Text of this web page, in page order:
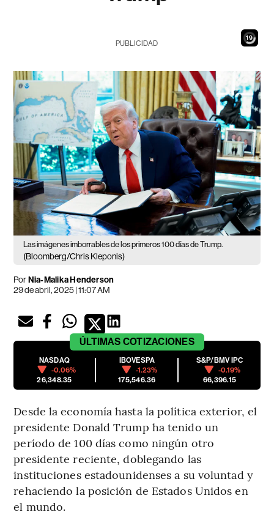
17
PUBLICIDAD
Las imágenes imborrables de los primeros 100 días de Trump.
(Bloomberg/Chris Kleponis)
PorNia-Malika Henderson
29 de abril, 2025 | 11:07 AM
ÚLTIMAS COTIZACIONES
NASDAQ
-0.06%
26,348.35
IBOVESPA
-1.23%
175,546.36
S&P/BMV IPC
-0.19%
66,396.15
Desde la economía hasta la política exterior, el
presidente Donald Trump ha tenido un
período de 100 días como ningún otro
presidente reciente, doblegando las
instituciones estadounidenses a su voluntad y
rehaciendo la posición de Estados Unidos en
el mundo.